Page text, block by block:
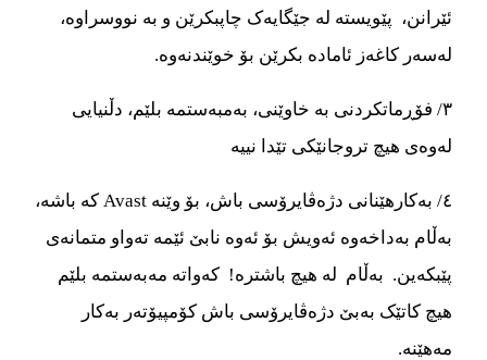
ئێرانن، پێویسته‌‌‌ له جێگایه‌‌‌ک چاپبکرێن و به نووسراوه‌‌‌،
له‌‌‌سه‌‌‌ر کاغه‌‌‌ز ئاماده‌‌‌ بکرێن بۆ خوێندنه‌‌‌وه‌‌‌.
٣/ فۆڕماتکردنی به خاوێنی، به‌‌‌مبه‌‌‌ستمه‌‌‌ بلێم، دڵنیایی
له‌‌‌وه‌‌‌ی هیچ تروجانێکی تێدا نییه
٤/ به‌‌‌کارهێنانی دژه‌‌‌ڤایرۆسی باش، بۆ وێنه‌‌‌ Avast که باشه‌‌‌،
به‌‌‌ڵام به‌‌‌داخه‌‌‌وه‌‌‌ ئه‌‌‌ویش بۆ ئه‌‌‌وه‌‌‌ نابێ ئێمه‌‌‌ ته‌‌‌واو متمانه‌‌‌ی
پێبکه‌‌‌ین. به‌‌‌ڵام له هیچ باشتره‌‌‌! که‌‌‌واته‌‌‌ مه‌‌‌به‌‌‌ستمه‌‌‌ بلێم
هیچ کاتێک به‌‌‌بێ دژه‌‌‌ڤایرۆسی باش کۆمپیۆته‌‌‌ر به‌‌‌کار
مه‌‌‌هێنه‌‌‌.